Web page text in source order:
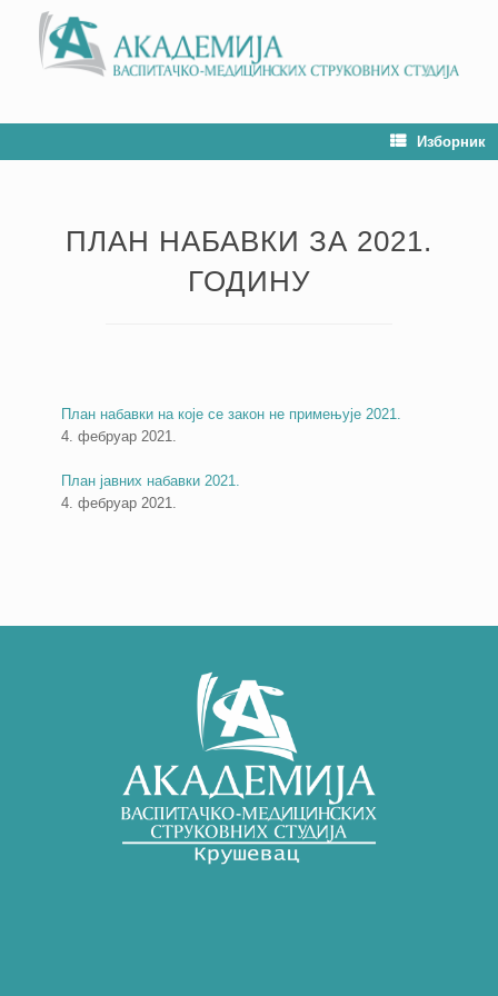
Изборник
ПЛАН НАБАВКИ ЗА 2021.
ГОДИНУ
План набавки на које се закон не примењује 2021.
4. фебруар 2021.
План јавних набавки 2021.
4. фебруар 2021.